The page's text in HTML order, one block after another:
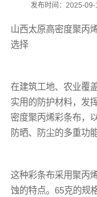
发布时间：2025-
山西太原高密度聚丙
选择
在建筑工地、农业覆
实用的防护材料，发
密度聚丙烯彩条布，
防晒、防尘的多重功
这种彩条布采用聚丙
蚀的特点。65克的规